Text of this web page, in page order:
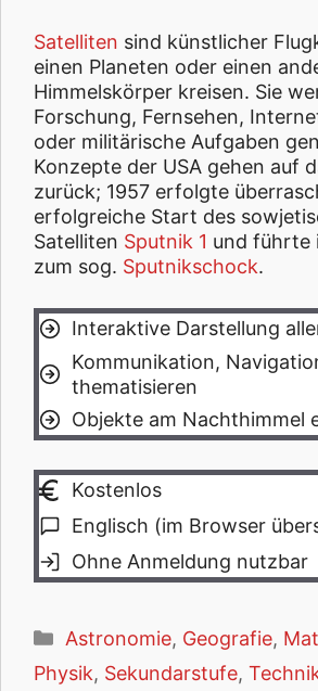
Satelliten sind künstlicher
einen Planeten oder einen
Himmelskörper kreisen. Sie
Forschung, Fernsehen,
oder militärische Aufgaben
Konzepte der USA gehen auf
zurück; 1957 erfolgte
erfolgreiche Start des
Satelliten Sputnik 1 und führte
zum sog. Sputnikschock.
Interaktive Darstellung
Kommunikation,
thematisieren
Objekte am Nachthimmel
Kostenlos
Englisch (im Browser
Ohne Anmeldung nutzbar
Kategorien
Astronomie, Geografie,
Physik, Sekundarstufe,